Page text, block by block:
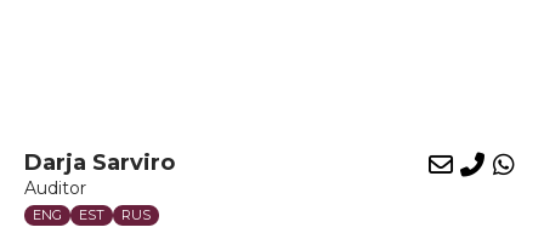
Darja Sarviro
Auditor
ENG EST RUS
E-